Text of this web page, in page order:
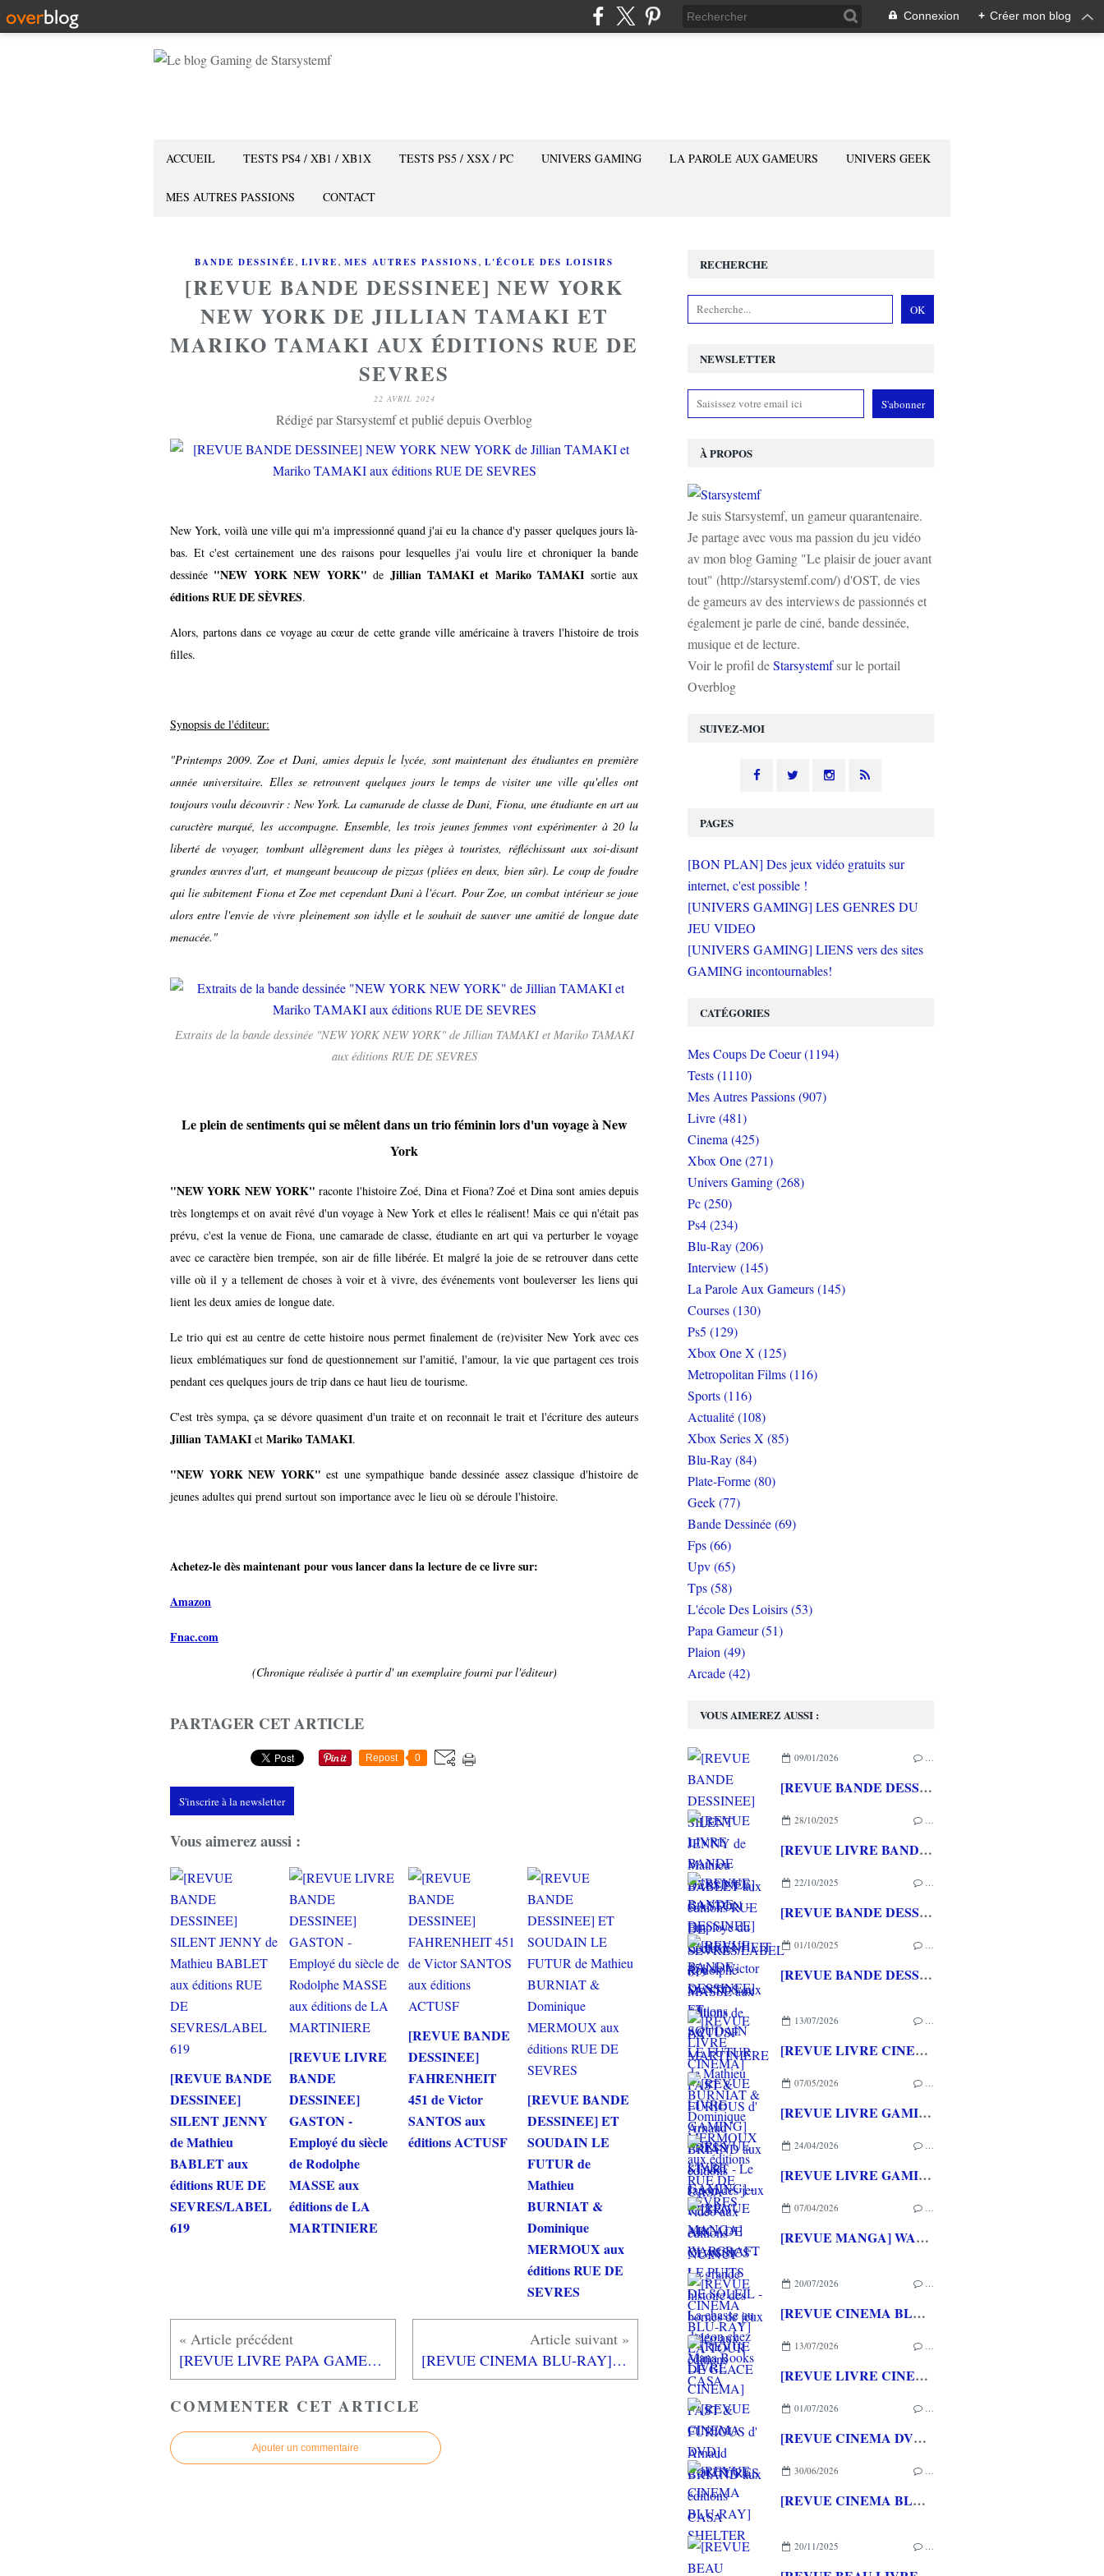
Connexion + Créer mon blog
ACCUEIL TESTS PS4 / XB1 / XB1X TESTS PS5 / XSX / PC UNIVERS GAMING LA PAROLE AUX GAMEURS UNIVERS GEEK
MES AUTRES PASSIONS CONTACT
BANDE DESSINÉE, LIVRE, MES AUTRES PASSIONS, L'ÉCOLE DES LOISIRS
[REVUE BANDE DESSINEE] NEW YORK
NEW YORK DE JILLIAN TAMAKI ET
MARIKO TAMAKI AUX ÉDITIONS RUE DE
SEVRES
22 AVRIL 2024
Rédigé par Starsystemf et publié depuis Overblog
New York, voilà une ville qui m'a impressionné quand j'ai eu la chance d'y passer quelques jours là-
bas. Et c'est certainement une des raisons pour lesquelles j'ai voulu lire et chroniquer la bande
dessinée "NEW YORK NEW YORK" de Jillian TAMAKI et Mariko TAMAKI sortie aux
éditions RUE DE SÈVRES.
Alors, partons dans ce voyage au cœur de cette grande ville américaine à travers l'histoire de trois
filles.
Synopsis de l'éditeur:
"Printemps 2009. Zoe et Dani, amies depuis le lycée, sont maintenant des étudiantes en première
année universitaire. Elles se retrouvent quelques jours le temps de visiter une ville qu'elles ont
toujours voulu découvrir : New York. La camarade de classe de Dani, Fiona, une étudiante en art au
caractère marqué, les accompagne. Ensemble, les trois jeunes femmes vont expérimenter à 20 la
liberté de voyager, tombant allègrement dans les pièges à touristes, réfléchissant aux soi-disant
grandes œuvres d'art, et mangeant beaucoup de pizzas (pliées en deux, bien sûr). Le coup de foudre
qui lie subitement Fiona et Zoe met cependant Dani à l'écart. Pour Zoe, un combat intérieur se joue
alors entre l'envie de vivre pleinement son idylle et le souhait de sauver une amitié de longue date
menacée."
Extraits de la bande dessinée "NEW YORK NEW YORK" de Jillian TAMAKI et Mariko TAMAKI
aux éditions RUE DE SEVRES
Le plein de sentiments qui se mêlent dans un trio féminin lors d'un voyage à New
York
"NEW YORK NEW YORK" raconte l'histoire Zoé, Dina et Fiona? Zoé et Dina sont amies depuis
très longtemps et on avait rêvé d'un voyage à New York et elles le réalisent! Mais ce qui n'était pas
prévu, c'est la venue de Fiona, une camarade de classe, étudiante en art qui va perturber le voyage
avec ce caractère bien trempée, son air de fille libérée. Et malgré la joie de se retrouver dans cette
ville où il y a tellement de choses à voir et à vivre, des événements vont bouleverser les liens qui
lient les deux amies de longue date.
Le trio qui est au centre de cette histoire nous permet finalement de (re)visiter New York avec ces
lieux emblématiques sur fond de questionnement sur l'amitié, l'amour, la vie que partagent ces trois
pendant ces quelques jours de trip dans ce haut lieu de tourisme.
C'est très sympa, ça se dévore quasiment d'un traite et on reconnait le trait et l'écriture des auteurs
Jillian TAMAKI et Mariko TAMAKI.
"NEW YORK NEW YORK" est une sympathique bande dessinée assez classique d'histoire de
jeunes adultes qui prend surtout son importance avec le lieu où se déroule l'histoire.
Achetez-le dès maintenant pour vous lancer dans la lecture de ce livre sur:
Amazon
Fnac.com
(Chronique réalisée à partir d' un exemplaire fourni par l'éditeur)
PARTAGER CET ARTICLE
Repost 0
S'inscrire à la newsletter
Vous aimerez aussi :
[REVUE BANDE
DESSINEE]
SILENT JENNY
de Mathieu
BABLET aux
éditions RUE DE
SEVRES/LABEL
619
[REVUE LIVRE
BANDE
DESSINEE]
GASTON -
Employé du siècle
de Rodolphe
MASSE aux
éditions de LA
MARTINIERE
[REVUE BANDE
DESSINEE]
FAHRENHEIT
451 de Victor
SANTOS aux
éditions ACTUSF
[REVUE BANDE
DESSINEE] ET
SOUDAIN LE
FUTUR de
Mathieu
BURNIAT &
Dominique
MERMOUX aux
éditions RUE DE
SEVRES
[REVUE LIVRE PAPA GAMEUR] LES CHEVEUX DE PAPA de Jörge Mühle aux éditions de L'école des loisirs [REVUE CINEMA BLU-RAY] FOLLOW_DEAD
COMMENTER CET ARTICLE
Ajouter un commentaire
NEWSLETTER
SUIVEZ-MOI
RECHERCHE
À PROPOS
Je suis Starsystemf, un gameur quarantenaire.
Je partage avec vous ma passion du jeu vidéo
av mon blog Gaming "Le plaisir de jouer avant
tout" (http://starsystemf.com/) d'OST, de vies
de gameurs av des interviews de passionnés et
également je parle de ciné, bande dessinée,
musique et de lecture.
Voir le profil deStarsystemfsur le portail
Overblog
VOUS AIMEREZ AUSSI :
09/01/2026 …
[REVUE BANDE DESSINEE] SILENT JENNY de Mathieu BABLET aux éditions RUE DE SEVRES/LABEL 619
28/10/2025 …
[REVUE LIVRE BANDE DESSINEE] GASTON - Employé du siècle de Rodolphe MASSE aux éditions de LA MARTINIERE
22/10/2025 …
[REVUE BANDE DESSINEE] FAHRENHEIT 451 de Victor SANTOS aux éditions ACTUSF
01/10/2025 …
[REVUE BANDE DESSINEE] ET SOUDAIN LE FUTUR de Mathieu BURNIAT & Dominique MERMOUX aux éditions RUE DE SEVRES
13/07/2026 …
[REVUE LIVRE CINEMA] FAST & FURIOUS d' Arnaud BRIAND aux éditions CASA
07/05/2026 …
[REVUE LIVRE GAMING] PRESS START - Le Japon des jeux vidéo aux éditions NUINUI
24/04/2026 …
[REVUE LIVRE GAMING] - RETRO - ARCADE CLASSICS - La grande histoire des bornes de jeux vidéo aux éditions CASA
07/04/2026 …
[REVUE MANGA] WARCRAFT LE PUITS DE SOLEIL - La chasse au dragon chez Mana Books
20/07/2026 …
[REVUE CINEMA BLU-RAY] LA TOUR DE GLACE
13/07/2026 …
[REVUE LIVRE CINEMA] FAST & FURIOUS d' Arnaud BRIAND aux éditions CASA
01/07/2026 …
[REVUE CINEMA DVD] COUTURES
30/06/2026 …
[REVUE CINEMA BLU-RAY] SHELTER
20/11/2025 …
PAGES
[BON PLAN] Des jeux vidéo gratuits sur
internet, c'est possible !
[UNIVERS GAMING] LES GENRES DU
JEU VIDEO
[UNIVERS GAMING] LIENS vers des sites
GAMING incontournables!
CATÉGORIES
Mes Coups De Coeur (1194)
Tests (1110)
Mes Autres Passions (907)
Livre (481)
Cinema (425)
Xbox One (271)
Univers Gaming (268)
Pc (250)
Ps4 (234)
Blu-Ray (206)
Interview (145)
La Parole Aux Gameurs (145)
Courses (130)
Ps5 (129)
Xbox One X (125)
Metropolitan Films (116)
Sports (116)
Actualité (108)
Xbox Series X (85)
Blu-Ray (84)
Plate-Forme (80)
Geek (77)
Bande Dessinée (69)
Fps (66)
Upv (65)
Tps (58)
L'école Des Loisirs (53)
Papa Gameur (51)
Plaion (49)
Arcade (42)